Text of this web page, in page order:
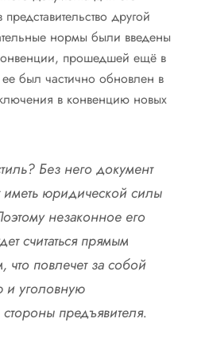
другой
нормы были введены
прошедшей ещё в
ее был частично обновлен в
в конвенцию новых
Без него документ
иметь юридической силы
незаконное его
считаться прямым
повлечет за собой
и уголовную
стороны предъявителя.